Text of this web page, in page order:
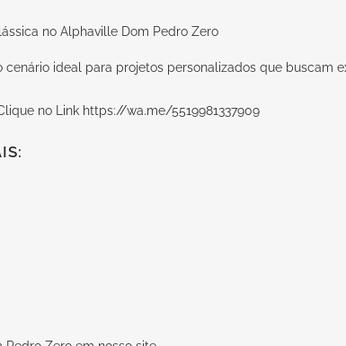
ideal para projetos personalizados que buscam
no Link https://wa.me/5519981337909